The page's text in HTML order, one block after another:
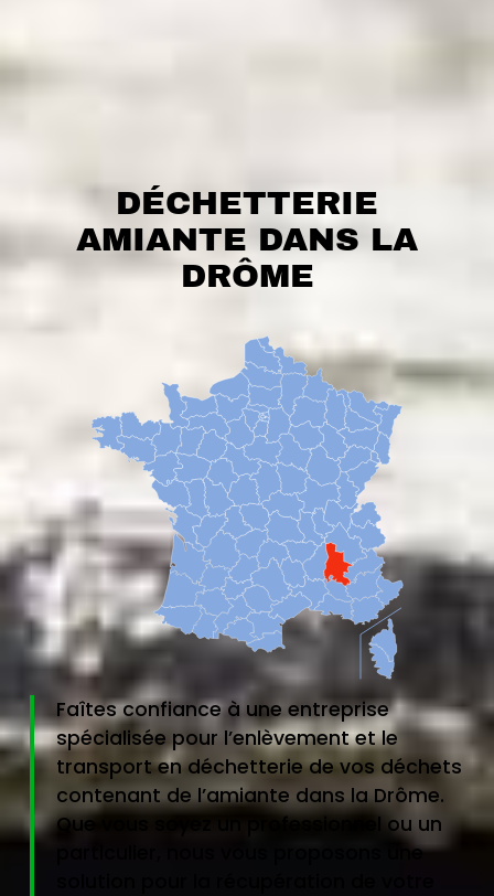
DÉCHETTERIE
AMIANTE DANS LA
DRÔME
Faîtes confiance à une entreprise
spécialisée pour l’enlèvement et le
transport en déchetterie de vos déchets
contenant de l’amiante dans la Drôme.
Que vous soyez un professionnel ou un
particulier, nous vous proposons une